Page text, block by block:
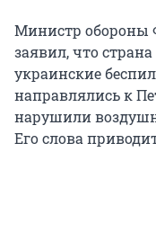
Министр обороны
заявил, что
украинские
направлялись к
нарушили
Его слова